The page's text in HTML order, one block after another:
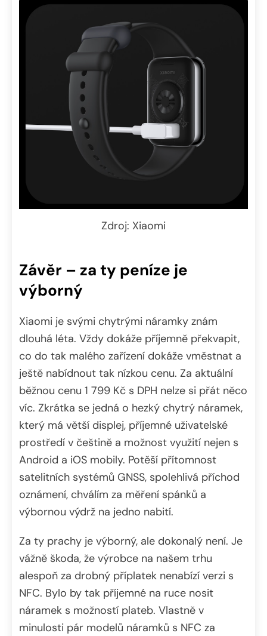
Zdroj: Xiaomi
Závěr – za ty peníze je
výborný
Xiaomi je svými chytrými náramky znám
dlouhá léta. Vždy dokáže příjemně překvapit,
co do tak malého zařízení dokáže vměstnat a
ještě nabídnout tak nízkou cenu. Za aktuální
běžnou cenu 1 799 Kč s DPH nelze si přát něco
víc. Zkrátka se jedná o hezký chytrý náramek,
který má větší displej, příjemné uživatelské
prostředí v češtině a možnost využití nejen s
Android a iOS mobily. Potěší přítomnost
satelitních systémů GNSS, spolehlivá příchod
oznámení, chválím za měření spánků a
výbornou výdrž na jedno nabití.
Za ty prachy je výborný, ale dokonalý není. Je
vážně škoda, že výrobce na našem trhu
alespoň za drobný příplatek nenabízí verzi s
NFC. Bylo by tak příjemné na ruce nosit
náramek s možností plateb. Vlastně v
minulosti pár modelů náramků s NFC za